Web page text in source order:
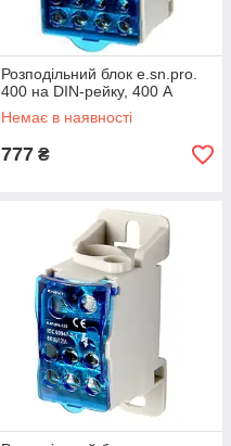
Розподільний блок e.sn.pro.
400 на DIN-рейку, 400 А
Немає в наявності
777 ₴